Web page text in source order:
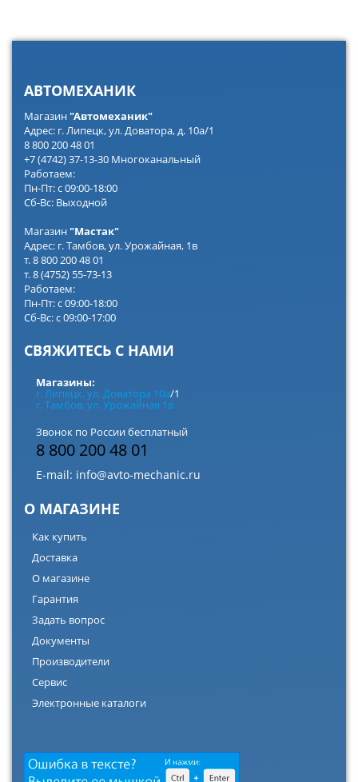
АВТОМЕХАНИК
Магазин"Автомеханик"
Адрес: г. Липецк, ул. Доватора, д. 10а/1
8 800 200 48 01
+7 (4742) 37-13-30 Многоканальный
Работаем:
Пн-Пт: с 09:00-18:00
Сб-Вс: Выходной
Магазин"Мастак"
Адрес: г. Тамбов, ул. Урожайная, 1в
т. 8 800 200 48 01
т. 8 (4752) 55-73-13
Работаем:
Пн-Пт: с 09:00-18:00
Сб-Вс: с 09:00-17:00
СВЯЖИТЕСЬ С НАМИ
Магазины:
г. Липецк, ул. Доватора 10а/1
г. Тамбов, ул. Урожайная 1в
Звонок по России бесплатный
8 800 200 48 01
E-mail: info@avto-mechanic.ru
О МАГАЗИНЕ
Как купить
Доставка
О магазине
Гарантия
Задать вопрос
Документы
Производители
Сервис
Электронные каталоги